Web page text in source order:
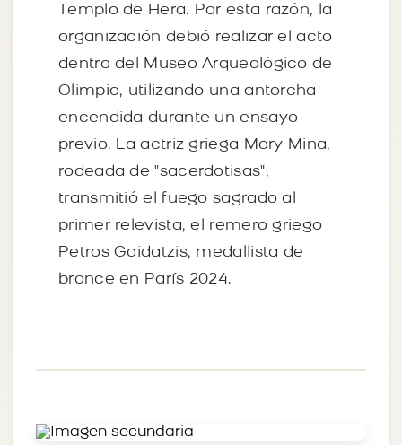
Templo de Hera. Por esta razón, la
organización debió realizar el acto
dentro del Museo Arqueológico de
Olimpia, utilizando una antorcha
encendida durante un ensayo
previo. La actriz griega Mary Mina,
rodeada de "sacerdotisas",
transmitió el fuego sagrado al
primer relevista, el remero griego
Petros Gaidatzis, medallista de
bronce en París 2024.